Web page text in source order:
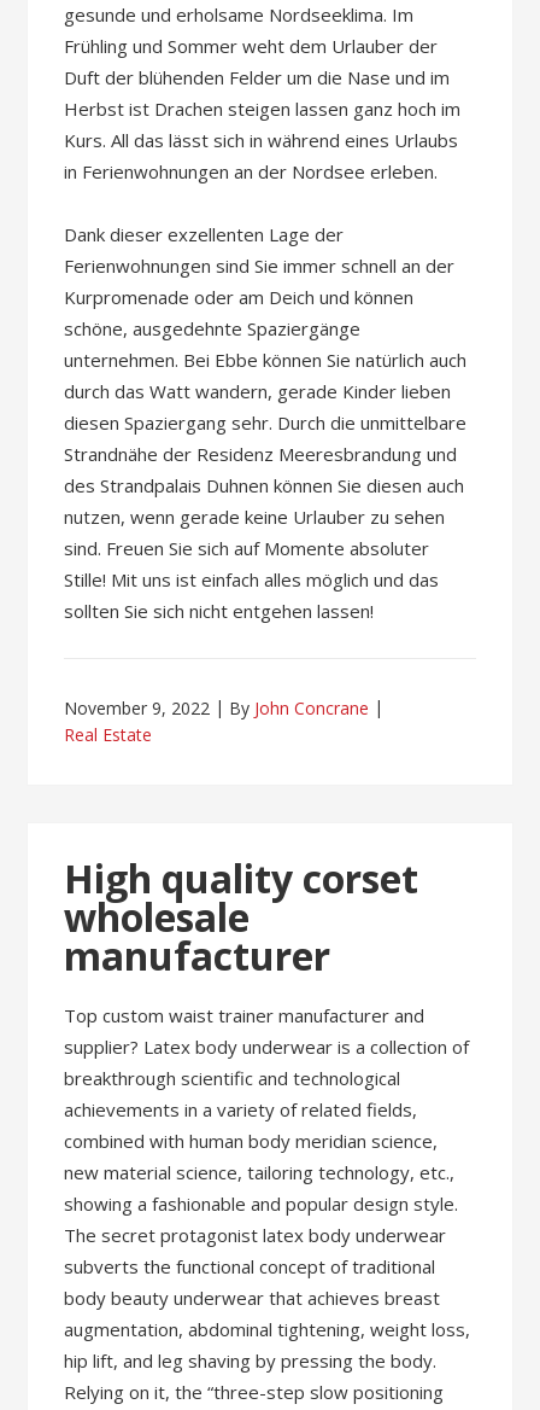
gesunde und erholsame Nordseeklima. Im
Frühling und Sommer weht dem Urlauber der
Duft der blühenden Felder um die Nase und im
Herbst ist Drachen steigen lassen ganz hoch im
Kurs. All das lässt sich in während eines Urlaubs
in Ferienwohnungen an der Nordsee erleben.
Dank dieser exzellenten Lage der
Ferienwohnungen sind Sie immer schnell an der
Kurpromenade oder am Deich und können
schöne, ausgedehnte Spaziergänge
unternehmen. Bei Ebbe können Sie natürlich auch
durch das Watt wandern, gerade Kinder lieben
diesen Spaziergang sehr. Durch die unmittelbare
Strandnähe der Residenz Meeresbrandung und
des Strandpalais Duhnen können Sie diesen auch
nutzen, wenn gerade keine Urlauber zu sehen
sind. Freuen Sie sich auf Momente absoluter
Stille! Mit uns ist einfach alles möglich und das
sollten Sie sich nicht entgehen lassen!
November 9, 2022 By John Concrane
Real Estate
High quality corset
wholesale
manufacturer
Top custom waist trainer manufacturer and
supplier? Latex body underwear is a collection of
breakthrough scientific and technological
achievements in a variety of related fields,
combined with human body meridian science,
new material science, tailoring technology, etc.,
showing a fashionable and popular design style.
The secret protagonist latex body underwear
subverts the functional concept of traditional
body beauty underwear that achieves breast
augmentation, abdominal tightening, weight loss,
hip lift, and leg shaving by pressing the body.
Relying on it, the “three-step slow positioning